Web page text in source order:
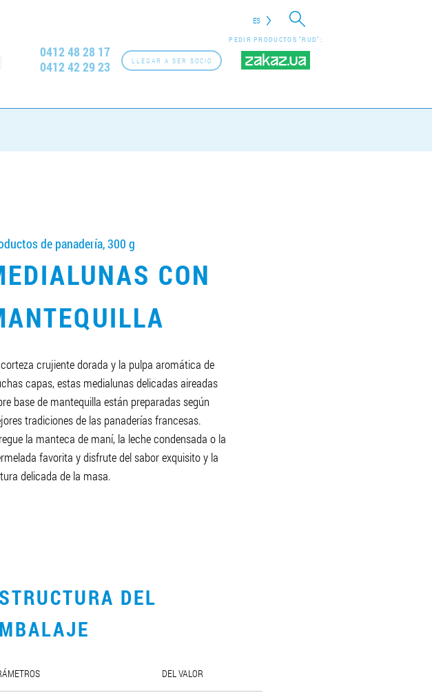
ES
PEDIR PRODUCTOS "RUD":
LLEGAR A SER SOCIO
0412 48 28 17
0412 42 29 23
de panadería, 300 g
CON
crujiente dorada y la pulpa aromática de
capas, estas medialunas delicadas aireadas
base de mantequilla están preparadas según
tradiciones de las panaderías francesas.
la manteca de maní, la leche condensada o la
favorita y disfrute del sabor exquisito y la
delicada de la masa.
DEL
DEL VALOR